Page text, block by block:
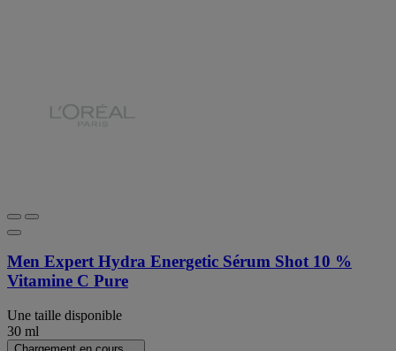
Men Expert Hydra Energetic Sérum Shot 10 %
Vitamine C Pure
Une taille disponible
30 ml